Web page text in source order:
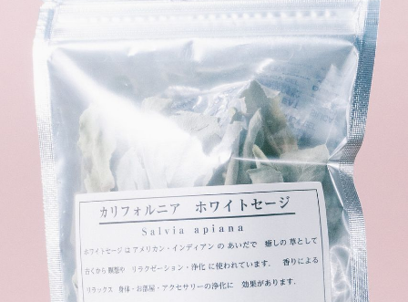
写真と同じものが届く？
商品ページに掲載している写真は、実際にお届けする商
品を撮影したものです。お花は生き物なので、どうして
も色味やサイズ・咲き方に個体差はありますが、できる